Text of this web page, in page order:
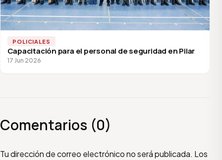
POLICIALES
Capacitación para el personal de seguridad en Pilar
17 Jun 2026
Comentarios (0)
Tu dirección de correo electrónico no será publicada. Los
Escribí tu comentario
Nombre
Email